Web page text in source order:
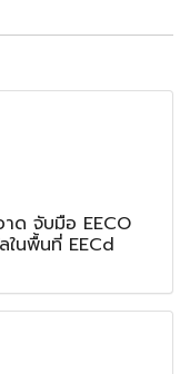
ด จับมือ EECO
นพื้นที่ EECd